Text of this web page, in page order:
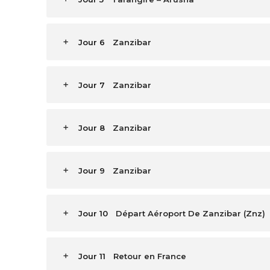
Jour 6 Zanzibar
Jour 7 Zanzibar
Jour 8 Zanzibar
Jour 9 Zanzibar
Jour 10 Départ Aéroport De Zanzibar (Znz)
Jour 11 Retour en France